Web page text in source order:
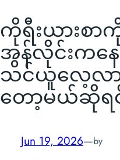
ကိုရီးယားစာ
အွန်လိုင်းကနေ
သင်ယူလေ့လ
တော့မယ်ဆိုရ
Jun 19, 2026—by